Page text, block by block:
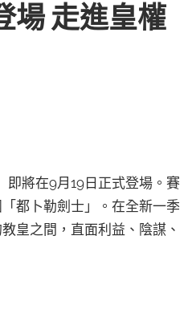
場 走進皇權
即將在9月19日正式登場。賽
都卜勒劍士」。在全新一季
皇之間，直面利益、陰謀、